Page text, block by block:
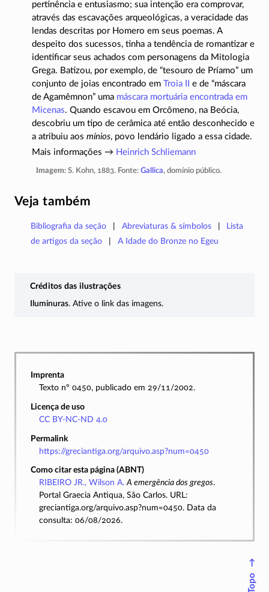
pertinência e entusiasmo; sua intenção era comprovar,
através das escavações arqueológicas, a veracidade das
lendas descritas por Homero em seus poemas. A
despeito dos sucessos, tinha a tendência de romantizar e
identificar seus achados com personagens da Mitologia
Grega. Batizou, por exemplo, de “tesouro de Príamo” um
conjunto de joias encontrado em Troia II
e de “máscara
de Agamêmnon” uma máscara mortuária encontrada em
Micenas. Quando escavou em Orcômeno, na Beócia,
descobriu um tipo de cerâmica até então desconhecido e
a atribuiu aos mínios, povo lendário ligado a essa cidade.
Mais informações → Heinrich Schliemann
Imagem: S. Kohn, 1883. Fonte: Gallica, domínio público.
Veja também
Bibliografia da seção Abreviaturas & símbolos
Lista
de artigos da seção
A Idade do Bronze no Egeu
Créditos das ilustrações
Iluminuras. Ative o link das imagens.
Imprenta
Texto nº 0450, publicado em 29/11/2002.
Licença de uso
CC BY-NC-ND 4.0
Permalink
https://greciantiga.org/arquivo.asp?num=0450
Como citar esta página (ABNT)
RIBEIRO JR., Wilson A. A emergência dos gregos.
Portal Graecia Antiqua, São Carlos. URL:
greciantiga.org/arquivo.asp?num=0450. Data da
consulta: 06/08/2026.
↑
Topo